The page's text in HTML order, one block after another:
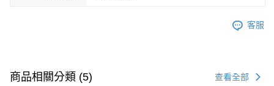
客服
商品相關分類 (5) 查看全部